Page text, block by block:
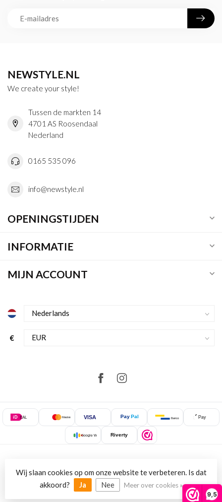
9,5
NEWSTYLE.NL
We create your style!
Tussen de markten 14
4701 AS Roosendaal
Nederland
0165 535 096
info@newstyle.nl
OPENINGSTIJDEN
INFORMATIE
MIJN ACCOUNT
€
iD EAL Mastercard VISA Pay Pal Bancontact Pay
Google Wallet Riverty
© Copyright 2026 NewStyle.nl
Wij slaan cookies op om onze website te verbeteren. Is dat
akkoord?
Ja Nee Meer over cookies »